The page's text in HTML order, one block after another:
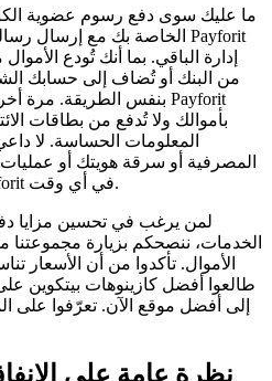
ما عليك سوى دفع رسوم عضوية
إدارة الباقي. بما أنك تُودع
من البنك أو تُضاف إلى حسابك
بأموالك ولا تُدفع من بطاقات
المعلومات الحساسة. لا
المصرفية أو سرقة هويتك أو
تقديم هذه المعلومات إلى Payforit في أي وقت.
لمن يرغب في تحسين مزايا
الخدمات، ننصحكم بزيارة
الأموال. تأكدوا من أن الأسعار
إلى أفضل موقع الآن. تعرّفوا على
نظرة عامة على